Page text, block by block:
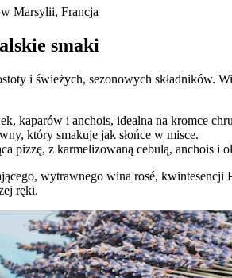
Marsylii, Francja
smaki
i świeżych, sezonowych składników.
kaparów i anchois, idealna na kromce
który smakuje jak słońce w misce.
pizzę, z karmelizowaną cebulą, anchois i
wytrawnego wina rosé,
ręki.